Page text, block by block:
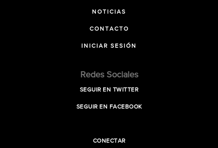
NOTICIAS
CONTACTO
INICIAR SESIÓN
Redes Sociales
SEGUIR EN TWITTER
SEGUIR EN FACEBOOK
CONECTAR